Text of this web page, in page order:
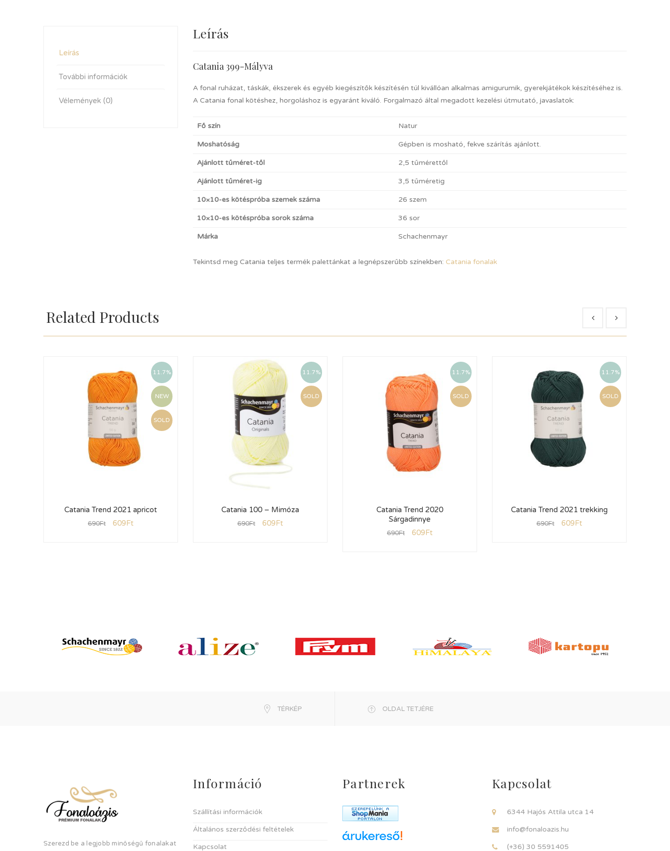
Leírás
További információk
Vélemények (0)
Leírás
Catania 399-Mályva
A fonal ruházat, táskák, ékszerek és egyéb kiegészítők készítésén túl kivállóan alkalmas amigurumik, gyerekjátékok készítéséhez is.
A Catania fonal kötéshez, horgoláshoz is egyaránt kiváló. Forgalmazó által megadott kezelési útmutató, javaslatok:
Fő szín Natur
Moshatóság Gépben is mosható, fekve szárítás ajánlott.
Ajánlott tűméret-től 2,5 tűmérettől
Ajánlott tűméret-ig 3,5 tűméretig
10×10-es kötéspróba szemek száma 26 szem
10×10-es kötéspróba sorok száma 36 sor
Márka Schachenmayr
Tekintsd meg Catania teljes termék palettánkat a legnépszerűbb színekben: Catania fonalak
Related Products
11.7%
NEW
SOLD
Catania Trend 2021 apricot
690Ft 609Ft
11.7%
SOLD
Catania 100 – Mimóza
690Ft 609Ft
11.7%
SOLD
Catania Trend 2020
Sárgadinnye
690Ft 609Ft
11.7%
SOLD
Catania Trend 2021 trekking
690Ft 609Ft
TÉRKÉP OLDAL TETJÉRE
Szerezd be a legjobb minőségű fonalakat
Információ
Szállítási információk
Általános szerződési feltételek
Kapcsolat
Partnerek Kapcsolat
6344 Hajós Attila utca 14
info@fonaloazis.hu
(+36) 30 5591405